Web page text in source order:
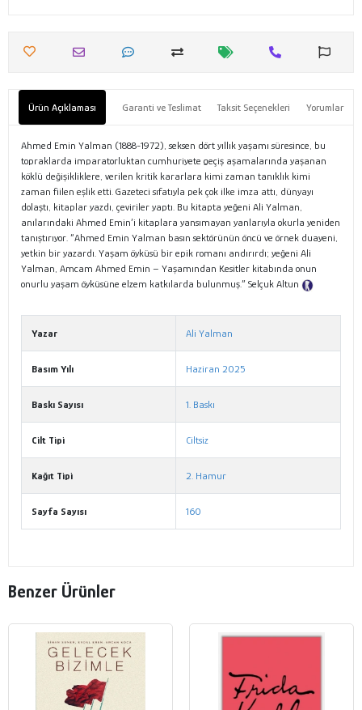
Ürün Açıklaması Garanti ve Teslimat Taksit Seçenekleri Yorumlar
Ahmed Emin Yalman (1888-1972), seksen dört yıllık yaşamı süresince, bu
topraklarda imparatorluktan cumhuriyete geçiş aşamalarında yaşanan
köklü değişikliklere, verilen kritik kararlara kimi zaman tanıklık kimi
zaman fiilen eşlik etti. Gazeteci sıfatıyla pek çok ilke imza attı, dünyayı
dolaştı, kitaplar yazdı, çeviriler yaptı. Bu kitapta yeğeni Ali Yalman,
anılarındaki Ahmed Emin’i kitaplara yansımayan yanlarıyla okurla yeniden
tanıştırıyor. “Ahmed Emin Yalman basın sektörünün öncü ve örnek duayeni,
yetkin bir yazardı. Yaşam öyküsü bir epik romanı andırırdı; yeğeni Ali
Yalman, Amcam Ahmed Emin – Yaşamından Kesitler kitabında onun
onurlu yaşam öyküsüne elzem katkılarda bulunmuş.” Selçuk Altun
Yazar Ali Yalman
Basım Yılı Haziran 2025
Baskı Sayısı 1. Baskı
Cilt Tipi Ciltsiz
Kağıt Tipi 2. Hamur
Sayfa Sayısı 160
Benzer Ürünler